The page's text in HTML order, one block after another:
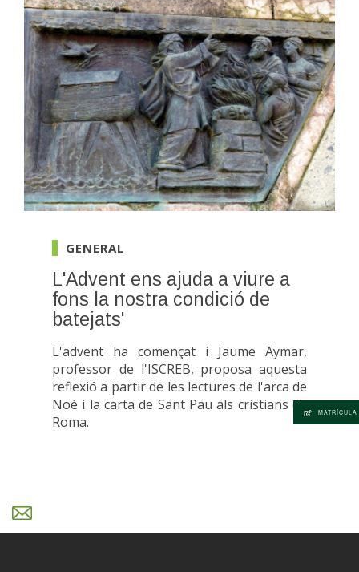
MATRÍCULA
GENERAL
L'Advent ens ajuda a viure a
fons la nostra condició de
batejats'
L'advent ha començat i Jaume Aymar,
professor de l'ISCREB, proposa aquesta
reflexió a partir de les lectures de l'arca de
Noè i la carta de Sant Pau als cristians de
Roma.